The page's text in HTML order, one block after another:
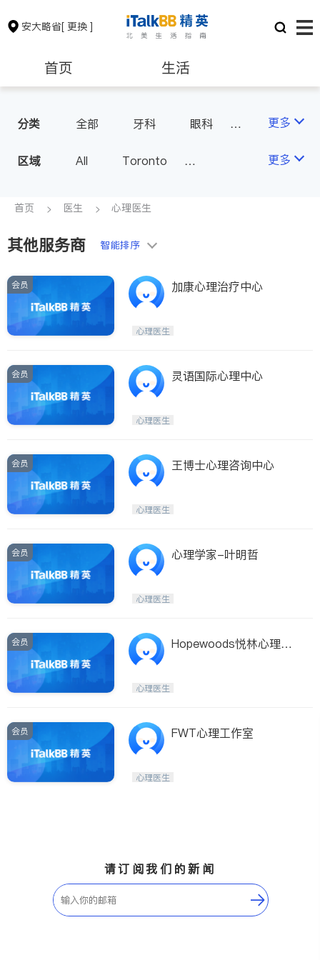
安大略省[ 更换 ]
首页 生活
保险理财 房地产租售
银行贷款
建筑装修
分类 全部 牙科
眼科
耳鼻喉科
医生-其它
家庭医生
更多
区域 All
Toronto
Scarborough
North York
Brampton
Kitchener
Newmarket
Stouffville
Maple
Waterloo
Guelph
Ajax
Oshawa
Niagara Falls
Pickering
Concord
Port Perry
King
更多
首页 医生 心理医生
其他服务商 智能排序
会员 加康心理治疗中心
心理医生
会员 灵语国际心理中心
心理医生
会员 王博士心理咨询中心
心理医生
会员 心理学家-叶明哲
心理医生
会员
Hopewoods悦林心理诊
心理医生
会员 FWT心理工作室
心理医生
请订阅我们的新闻